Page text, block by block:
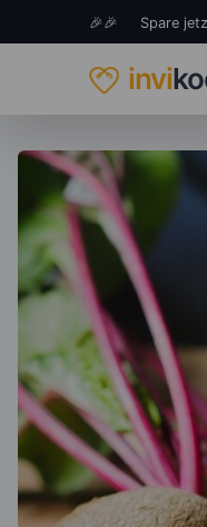
🎉🎉 Spare
invi